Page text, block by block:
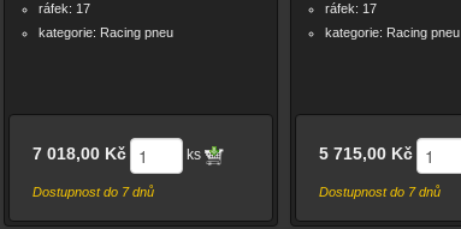
ráfek: 17
kategorie: Racing pneu
7 018,00 Kč ks
Dostupnost do 7 dnů
ráfek: 17
kategorie: Racing pneu
5 715,00 Kč
Dostupnost do 7 dnů